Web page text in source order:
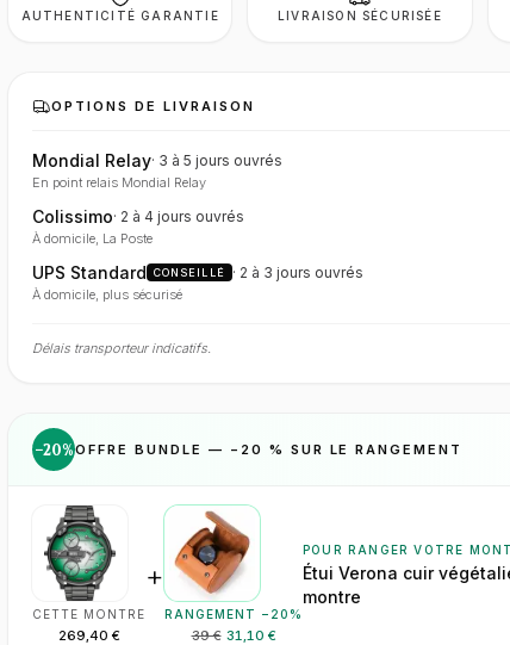
AUTHENTICITÉ GARANTIE LIVRAISON SÉCURISÉE
OPTIONS DE LIVRAISON
Mondial Relay· 3 à 5 jours ouvrés
En point relais Mondial Relay
Colissimo· 2 à 4 jours ouvrés
À domicile, La Poste
UPS Standard CONSEILLÉ · 2 à 3 jours ouvrés
À domicile, plus sécurisé
Délais transporteur indicatifs.
−20%OFFRE BUNDLE — − 20 % SUR LE RANGEMENT
CETTE MONTRE
269,40 €
+
RANGEMENT − 20 %
39 € 31,10 €
POUR RANGER VOTRE
Étui Verona cuir
montre